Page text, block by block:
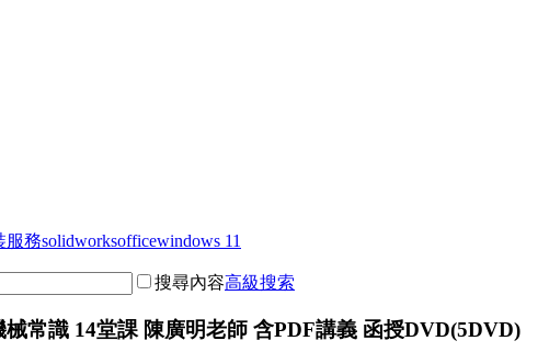
服務solidworksofficewindows 11
搜尋內容高級搜索
械常識 14堂課 陳廣明老師 含PDF講義 函授DVD(5DVD)